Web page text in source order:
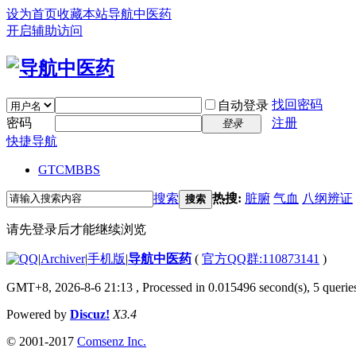
设为首页收藏本站导航中医药
开启辅助访问
自动登录 找回密码
密码
登录
注册
快捷导航
GTCMBBS
搜索 搜索 热搜: 脏腑 气血 八纲辨证
请先登录后才能继续浏览
|Archiver|手机版|导航中医药 ( 官方QQ群:110873141 )
GMT+8, 2026-8-6 21:13 , Processed in 0.015496 second(s), 5
Powered by Discuz! X3.4
© 2001-2017 Comsenz Inc.